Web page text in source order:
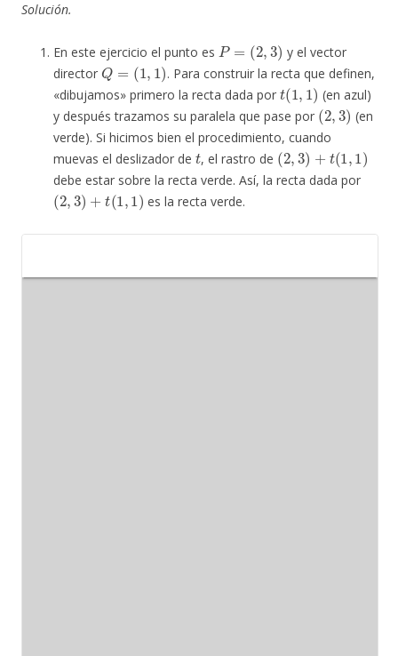
Solución.
En este ejercicio el punto es
P= 3
y el vector
director
Q=(1,1
. Para construir la recta que definen,
«dibujamos» primero la recta dada por
t(1, 1)
(en azul)
y después trazamos su paralela que pase por
(2,3)
(en
verde). Si hicimos bien el procedimiento, cuando
muevas el deslizador de
t
, el rastro de
(2,3)+t(1 ,1
debe estar sobre la recta verde. Así, la recta dada por
(2,3)+t(1,1)
es la recta verde.